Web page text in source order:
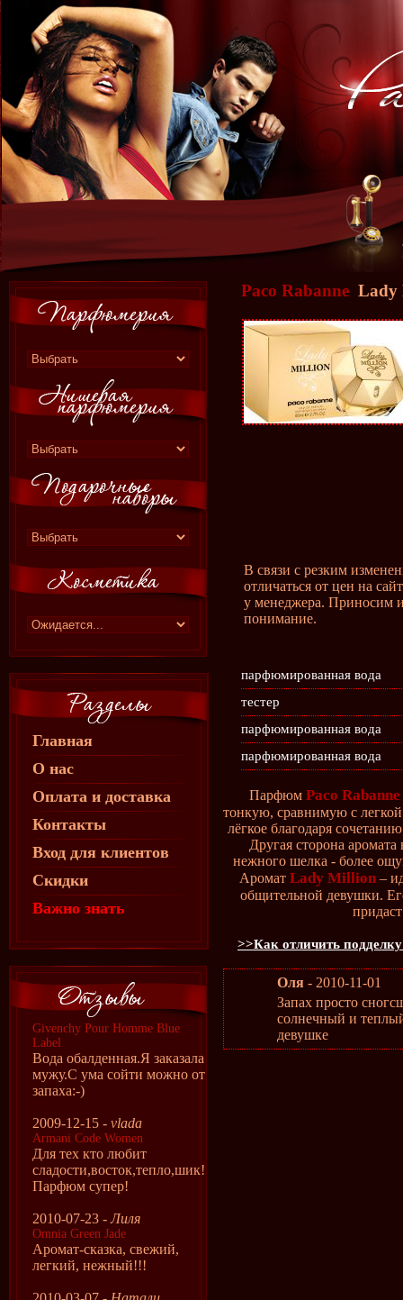
Главная
О нас
Оплата и доставка
Контакты
Вход для клиентов
Скидки
Важно знать
Givenchy Pour Homme Blue
Label
Вода обалденная.Я заказала
мужу.С ума сойти можно от
запаха:-)
2009-12-15 - vlada
Armani Code Women
Для тех кто любит
сладости,восток,тепло,шик!
Парфюм супер!
2010-07-23 -Лиля
Omnia Green Jade
Аромат-сказка, свежий,
легкий, нежный!!!
Paco Rabanne Lady
В связи с резким
отличаться от цен на
у менеджера. Приносим
понимание.
парфюмированная вода
тестер
парфюмированная вода
парфюмированная вода
Парфюм Paco
тонкую, сравнимую с легкой
лёгкое благодаря
Другая сторона
нежного шелка - более
Аромат Lady Million–
общительной девушки.
>>Как отличить
Оля- 2010-11-01
Запах просто
солнечный и
девушке